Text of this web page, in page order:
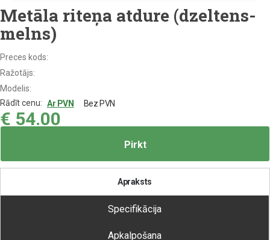
Metāla riteņa atdure (dzeltens-
melns)
Preces kods:
Ražotājs:
Modelis:
Rādīt cenu: Ar PVN Bez PVN
€ 54.00
Pirkt
Apraksts
Specifikācija
Apkalpošana